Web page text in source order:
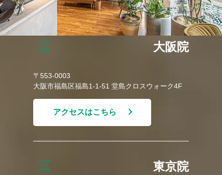
大阪院
〒553-0003
大阪市福島区福島1-1-51 堂島クロスウォーク4F
アクセスはこちら
東京院